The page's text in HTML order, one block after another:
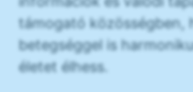
támogató közösségben,
betegséggel is
életet élhess.